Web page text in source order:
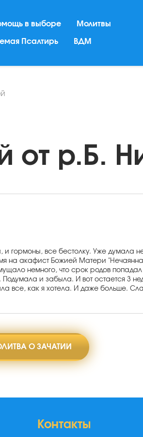
в выборе Молитвы
Псалтирь ВДМ
р.Б.
гормоны, все бестолку. Уже думала
на акафист Божией Матери
немного, что срок родов
и забыла. И вот остается 3
все, как я хотела. И даже больше.
О ЗАЧАТИИ
Контакты